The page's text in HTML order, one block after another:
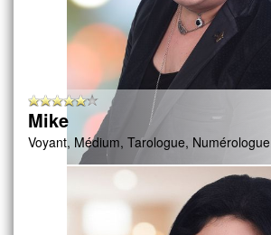
Mike
Voyant, Médium, Tarologue, Numérologue